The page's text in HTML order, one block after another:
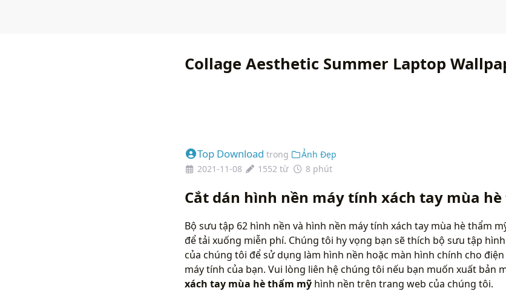
Collage Aesthetic Summer Laptop
Top Download trong
Ảnh Đẹp
2021-11-08
1552 từ 8 phút
Cắt dán hình nền máy tính xách tay mùa
Bộ sưu tập 62 hình nền và hình nền máy tính xách tay mùa hè thẩm
để tải xuống miễn phí. Chúng tôi hy vọng bạn sẽ thích bộ sưu tập
của chúng tôi để sử dụng làm hình nền hoặc màn hình chính cho
máy tính của bạn. Vui lòng liên hệ chúng tôi nếu bạn muốn xuất bản
xách tay mùa hè thẩm mỹhình nền trên trang web của chúng tôi.